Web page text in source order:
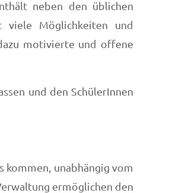
neben den üblichen
viele Möglichkeiten und
motivierte und offene
und den SchülerInnen
kommen, unabhängig vom
ermöglichen den